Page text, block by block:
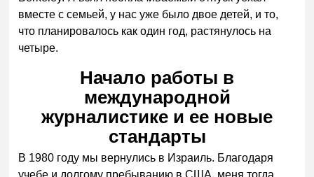
вместе с семьей, у нас уже было двое детей, и то,
что планировалось как один год, растянулось на
четыре.
Начало работы в
международной
журналистике и ее новые
стандарты
В 1980 году мы вернулись в Израиль. Благодаря